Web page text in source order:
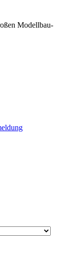
Modellbau-